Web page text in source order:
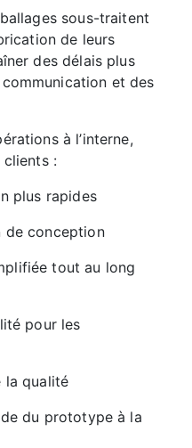
sous-traitent
de leurs
des délais plus
et des
à l’interne,
clients :
plus rapides
de conception
tout au long
pour les
la qualité
du prototype à la